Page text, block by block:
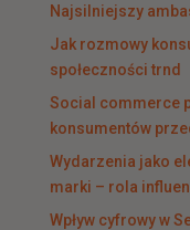
Najsilniejszy
Jak rozmowy
społeczności trnd
Social commerce
konsumentów
Wydarzenia jako
marki – rola
Wpływ cyfrowy w